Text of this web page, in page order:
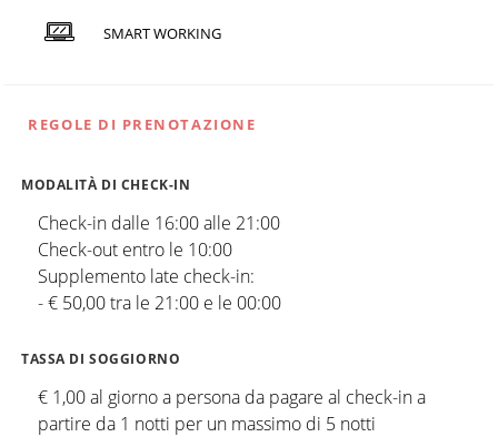
SMART WORKING
REGOLE DI PRENOTAZIONE
MODALITÀ DI CHECK-IN
Check-in dalle 16:00 alle 21:00
Check-out entro le 10:00
Supplemento late check-in:
- € 50,00 tra le 21:00 e le 00:00
TASSA DI SOGGIORNO
€ 1,00 al giorno a persona da pagare al check-in a
partire da 1 notti per un massimo di 5 notti